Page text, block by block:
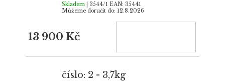
Skladem | 3544/1 EAN: 35441
Můžeme doručit do: 12.8.2026
13 900 Kč
číslo: 2 - 3,7kg